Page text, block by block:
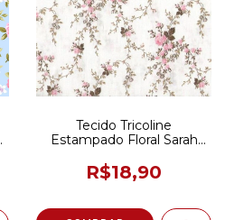
Tecido Tricoline
Estampado Floral Sarah
R$18,90